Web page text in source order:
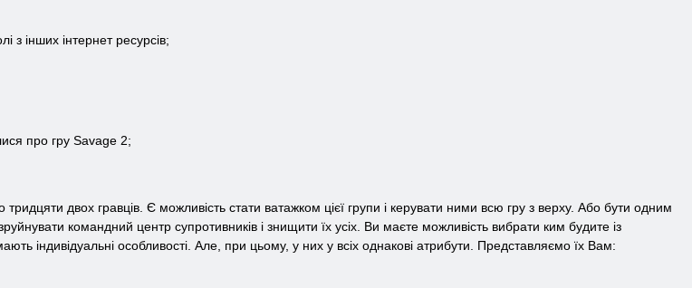
з інших інтернет ресурсів;
про гру Savage 2;
тридцяти двох гравців. Є можливість стати ватажком цієї групи і керувати ними всю гру з верху. Або бути одним
командний центр супротивників і знищити їх усіх. Ви маєте можливість вибрати ким будите із
індивідуальні особливості. Але, при цьому, у них у всіх однакові атрибути. Представляємо їх Вам: